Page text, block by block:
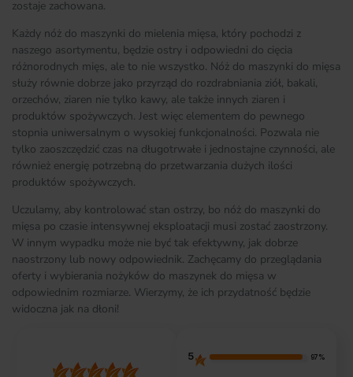
zostaje zachowana.
Każdy nóż do maszynki do mielenia mięsa, który pochodzi z
naszego asortymentu, będzie ostry i odpowiedni do cięcia
różnorodnych mięs, ale to nie wszystko. Nóż do maszynki do mięsa
służy równie dobrze jako przyrząd do rozdrabniania ziół, bakali,
orzechów, ziaren nie tylko kawy, ale także innych ziaren i
produktów spożywczych. Jest więc elementem do pewnego
stopnia uniwersalnym o wysokiej funkcjonalności. Pozwala nie
tylko zaoszczędzić czas na długotrwałe i jednostajne czynności, ale
również energię potrzebną do przetwarzania dużych ilości
produktów spożywczych.
Uczulamy, aby kontrolować stan ostrzy, bo nóż do maszynki do
mięsa po czasie intensywnej eksploatacji musi zostać zaostrzony.
W innym wypadku może nie być tak efektywny, jak dobrze
naostrzony lub nowy odpowiednik. Zachęcamy do przeglądania
oferty i wybierania nożyków do maszynek do mięsa w
odpowiednim rozmiarze. Wierzymy, że ich przydatność będzie
widoczna jak na dłoni!
5 97%